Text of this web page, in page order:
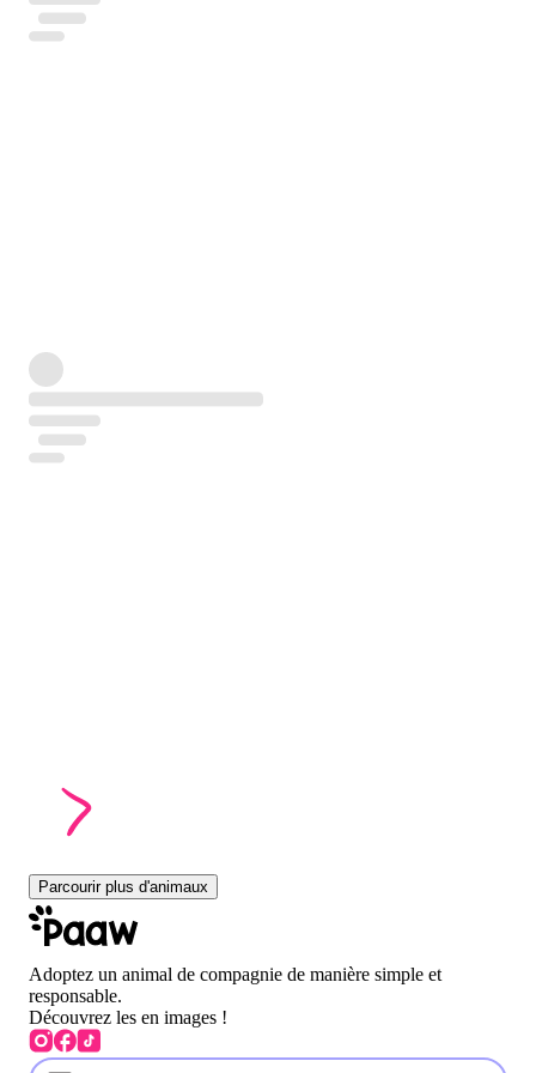
Parcourir plus d'animaux
Adoptez un animal de compagnie de manière simple et
responsable.
Découvrez les en images !